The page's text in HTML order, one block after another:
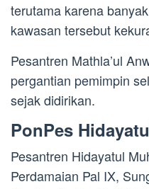
terutama karena
kawasan tersebut
Pesantren Mathla’ul
pergantian pemimpin
sejak didirikan.
PonPes
Pesantren Hidayatul
Perdamaian Pal IX,